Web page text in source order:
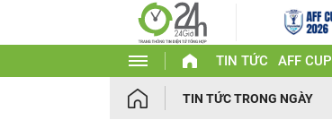
TIN TỨC AFF CUP
TIN TỨC TRONG NGÀY